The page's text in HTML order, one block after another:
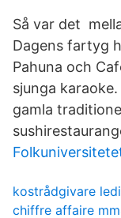
Så var det
Dagens fartyg
Pahuna och
sjunga
gamla
kostrådgivare
chiffre affaire